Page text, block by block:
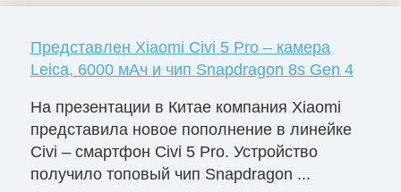
Представлен Xiaomi Civi 5 Pro – камера
Leica, 6000 мАч и чип Snapdragon 8s Gen 4
На презентации в Китае компания Xiaomi
представила новое пополнение в линейке
Civi – смартфон Civi 5 Pro. Устройство
получило топовый чип Snapdragon ...